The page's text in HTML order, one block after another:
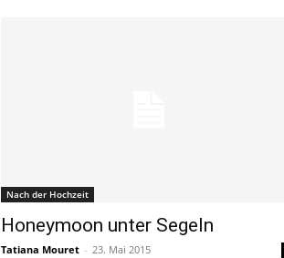
Nach der Hochzeit
Honeymoon unter Segeln
Tatiana Mouret - 23. Mai 2015